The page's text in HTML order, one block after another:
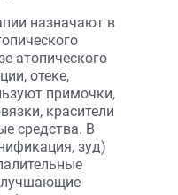
назначают в
атопического
отеке,
примочки,
красители
средства. В
зуд)